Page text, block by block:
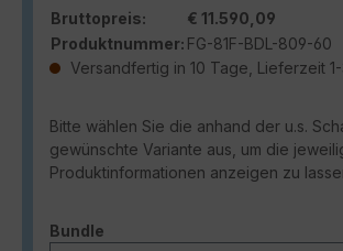
Bruttopreis:
€ 11.590,09
Produktnummer: FG-81F-BDL-809-60
Versandfertig in 10 Tage, Lieferzeit
Bitte wählen Sie die anhand der u.s.
gewünschte Variante aus, um die
Produktinformationen anzeigen zu
Bundle